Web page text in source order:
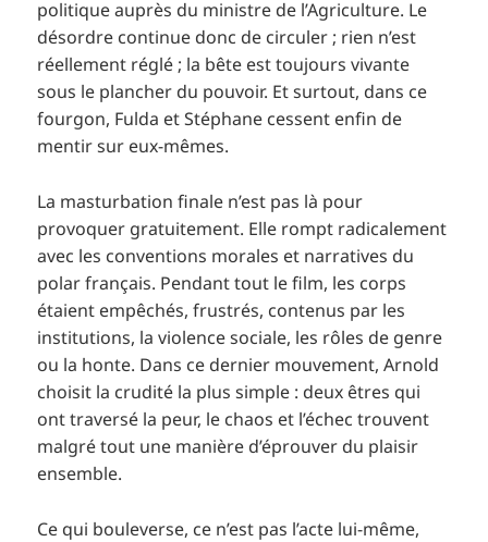
politique auprès du ministre de l’Agriculture. Le
désordre continue donc de circuler ; rien n’est
réellement réglé ; la bête est toujours vivante
sous le plancher du pouvoir. Et surtout, dans ce
fourgon, Fulda et Stéphane cessent enfin de
mentir sur eux-mêmes.
La masturbation finale n’est pas là pour
provoquer gratuitement. Elle rompt radicalement
avec les conventions morales et narratives du
polar français. Pendant tout le film, les corps
étaient empêchés, frustrés, contenus par les
institutions, la violence sociale, les rôles de genre
ou la honte. Dans ce dernier mouvement, Arnold
choisit la crudité la plus simple : deux êtres qui
ont traversé la peur, le chaos et l’échec trouvent
malgré tout une manière d’éprouver du plaisir
ensemble.
Ce qui bouleverse, ce n’est pas l’acte lui-même,